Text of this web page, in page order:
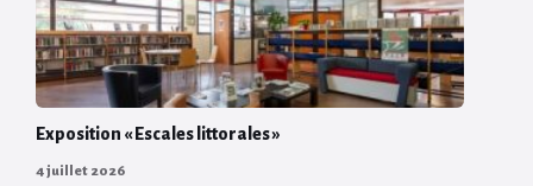
Exposition « Escales littorales »
4 juillet 2026